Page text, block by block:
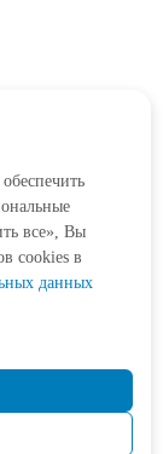
все», Вы
cookies в
данных